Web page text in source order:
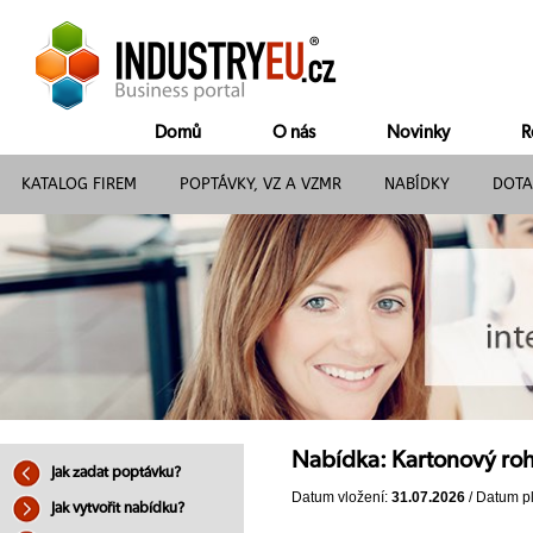
Domů O nás Novinky
KATALOG FIREM POPTÁVKY, VZ A VZMR NABÍDKY
Jak zadat poptávku?
Jak vytvořit nabídku?
Nabídka: Kartonový
Datum vložení: 31.07.2026 / Datum